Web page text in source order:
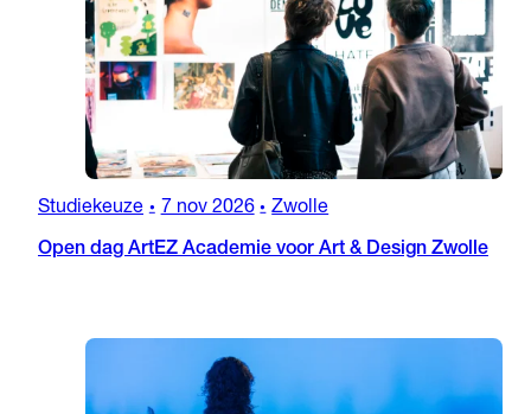
Studiekeuze • 7 nov 2026 • Zwolle
Open dag ArtEZ Academie voor Art & Design Zwolle